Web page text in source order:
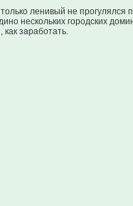
ленивый не
нескольких городских
как заработать.